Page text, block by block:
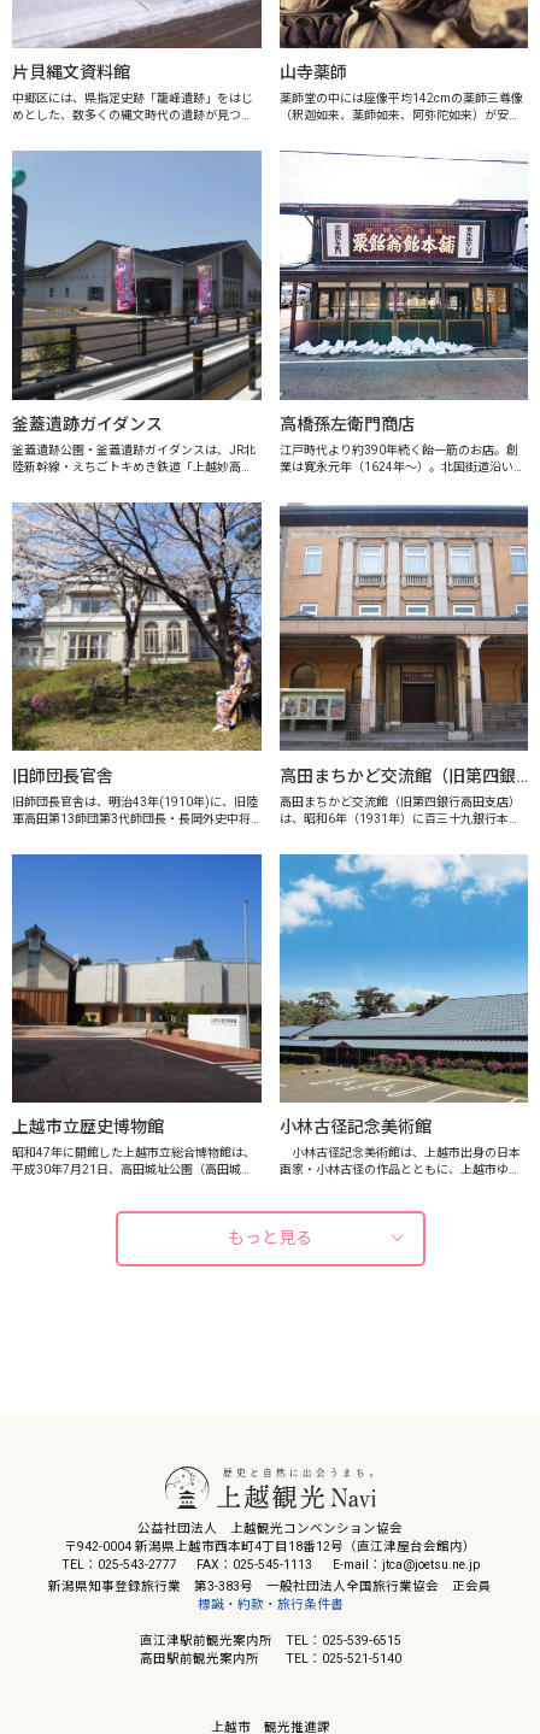
片貝縄文資料館
中郷区には、県指定史跡「籠峰遺跡」をはじ
めとした、数多くの縄文時代の遺跡が見つか
高山を眺めながら縄文人のくらしぶりに思い
を馳せ、古代ロマンを体感できる資料館で
す...
山寺薬師
薬師堂の中には座像平均142cmの薬師三尊像
（釈迦如来、薬師如来、阿弥陀如来）が安置
ら運ばれこの地で組み立てられたと推定され
ています。胎内に墨書銘が記されている...
釜蓋遺跡ガイダンス
釜蓋遺跡公園・釜蓋遺跡ガイダンスは、JR北
陸新幹線・えちごトキめき鉄道「上越妙高
は川と環濠に囲まれた弥生時代の終わり頃か
ら古墳時代のはじめ頃の集落跡です。当時
の...
高橋孫左衛門商店
江戸時代より約390年続く飴一筋のお店。創
業は寛永元年（1624年～）。北国街道沿いで
し続ける、日本で一番古いあめやさんです。
水飴と寒天で作る翁飴は高田城城主の...
旧師団長官舎
旧師団長官舎は、明治43年(1910年)に、旧陸
軍高田第13師団第3代師団長・長岡外史中将
で、市内に残る数少ない明治期の和洋折衷の
高田まちかど交流館（旧第四銀行高田支店）
高田まちかど交流館（旧第四銀行高田支店）
は、昭和6年（1931年）に百三十九銀行本店
クリート造の建物です。平成31年（2019年）
3月に「上越市文化財」に指定さ...
上越市立歴史博物館
昭和47年に開館した上越市立総合博物館は、
平成30年7月21日、高田城址公園（高田城
をテーマに、安土桃山時代以降の地域の...
小林古径記念美術館
小林古径記念美術館は、上越市出身の日本
画家・小林古径の作品とともに、上越市ゆか
作品を常設展示する「古径記念室」、上...
もっと見る
公益社団法人 上越観光コンベンション協会
〒942-0004 新潟県上越市西本町4丁目18番12号（直江津屋台会館内）
TEL：025-543-2777
FAX：025-545-1113
E-mail：jtca@joetsu.ne.jp
新潟県知事登録旅行業 第3-383号 一般社団法人全国旅行業協会 正会員
標識・約款・旅行条件書
直江津駅前観光案内所 TEL：025-539-6515
高田駅前観光案内所 TEL：025-521-5140
上越市 観光推進課